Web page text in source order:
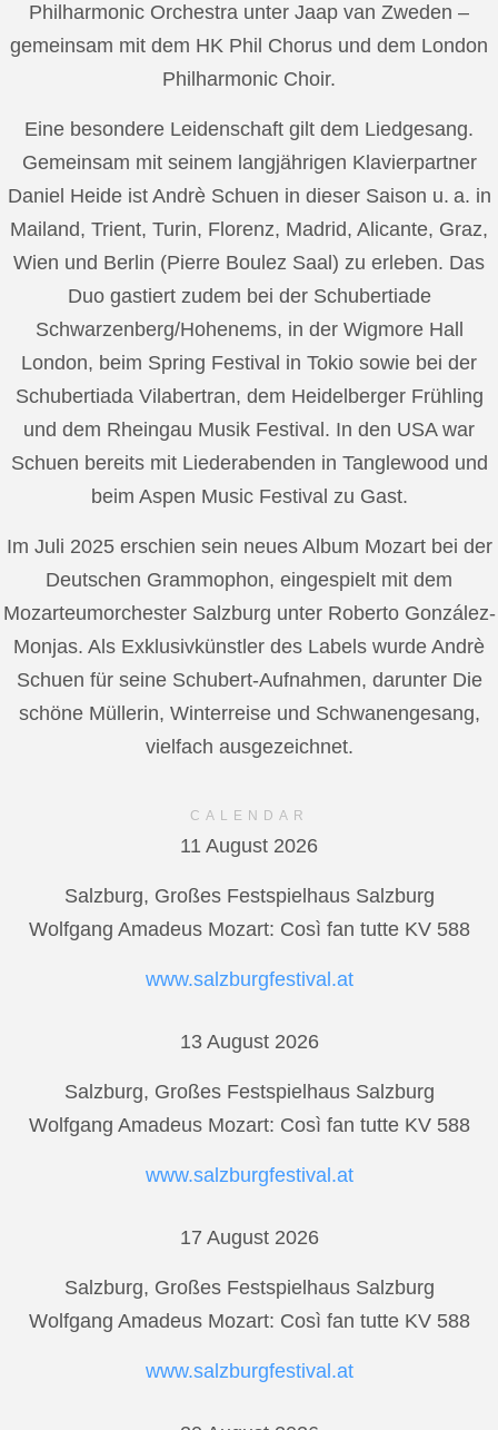
Philharmonic Orchestra unter Jaap van Zweden –
gemeinsam mit dem HK Phil Chorus und dem London
Philharmonic Choir.
Eine besondere Leidenschaft gilt dem Liedgesang.
Gemeinsam mit seinem langjährigen Klavierpartner
Daniel Heide ist Andrè Schuen in dieser Saison u. a. in
Mailand, Trient, Turin, Florenz, Madrid, Alicante, Graz,
Wien und Berlin (Pierre Boulez Saal) zu erleben. Das
Duo gastiert zudem bei der Schubertiade
Schwarzenberg/Hohenems, in der Wigmore Hall
London, beim Spring Festival in Tokio sowie bei der
Schubertiada Vilabertran, dem Heidelberger Frühling
und dem Rheingau Musik Festival. In den USA war
Schuen bereits mit Liederabenden in Tanglewood und
beim Aspen Music Festival zu Gast.
Im Juli 2025 erschien sein neues Album Mozart bei der
Deutschen Grammophon, eingespielt mit dem
Mozarteumorchester Salzburg unter Roberto González-
Monjas. Als Exklusivkünstler des Labels wurde Andrè
Schuen für seine Schubert-Aufnahmen, darunter Die
schöne Müllerin, Winterreise und Schwanengesang,
vielfach ausgezeichnet.
CALENDAR
11 August 2026
Salzburg, Großes Festspielhaus Salzburg
Wolfgang Amadeus Mozart: Così fan tutte KV 588
www.salzburgfestival.at
13 August 2026
Salzburg, Großes Festspielhaus Salzburg
Wolfgang Amadeus Mozart: Così fan tutte KV 588
www.salzburgfestival.at
17 August 2026
Salzburg, Großes Festspielhaus Salzburg
Wolfgang Amadeus Mozart: Così fan tutte KV 588
www.salzburgfestival.at